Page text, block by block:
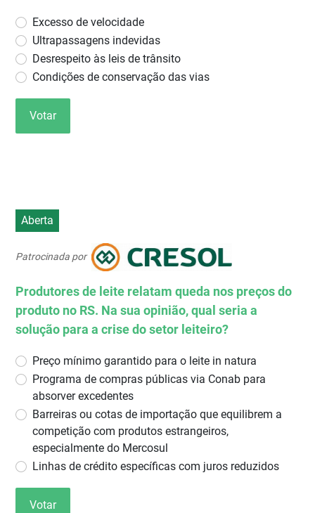
Excesso de velocidade
Ultrapassagens indevidas
Desrespeito às leis de trânsito
Condições de conservação das vias
Votar
Aberta
Patrocinada por
Produtores de leite relatam queda nos preços do
produto no RS. Na sua opinião, qual seria a
solução para a crise do setor leiteiro?
Preço mínimo garantido para o leite in natura
Programa de compras públicas via Conab para
absorver excedentes
Barreiras ou cotas de importação que equilibrem a
competição com produtos estrangeiros,
especialmente do Mercosul
Linhas de crédito específicas com juros reduzidos
Votar